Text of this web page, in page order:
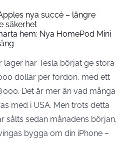
nya succé – längre
säkerhet
hem: Nya HomePod Mini
lager har Tesla börjat ge stora
dollar per fordon, med ett
000. Det är mer än vad många
med i USA. Men trots detta
sålts sedan månadens början.
bygga om din iPhone –